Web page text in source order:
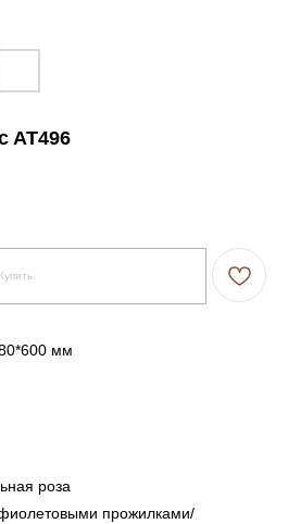
AT496
Купить
мм
роза
прожилками/